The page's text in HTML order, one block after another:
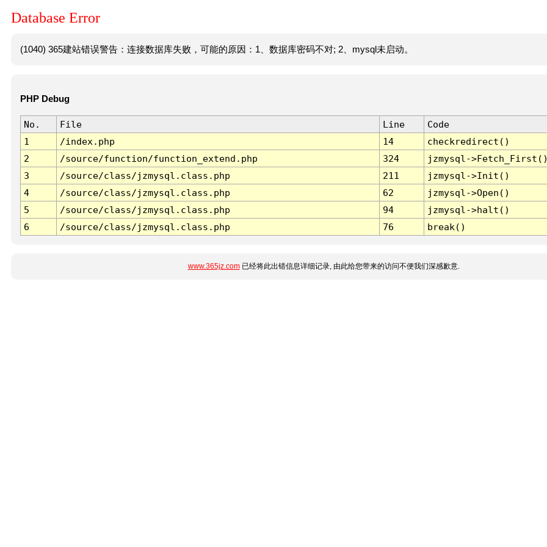
Database Error
(1040) 365建站错误警告：连接数据库失败，可能的原因：1、数据库密码不对; 2、mysql未启动。
PHP Debug
No. File Line
Code
1
/index.php 14
checkredirect()
2
/source/function/function_extend.php 324
jzmysql-
3
/source/class/jzmysql.class.php 211
jzmysql->Init()
4
/source/class/jzmysql.class.php 62
jzmysql->Open()
5
/source/class/jzmysql.class.php 94
jzmysql->halt()
6
/source/class/jzmysql.class.php 76 break()
www.365jz.com已经将此出错信息详细记录, 由此给您带来的访问不便我们深感歉意.